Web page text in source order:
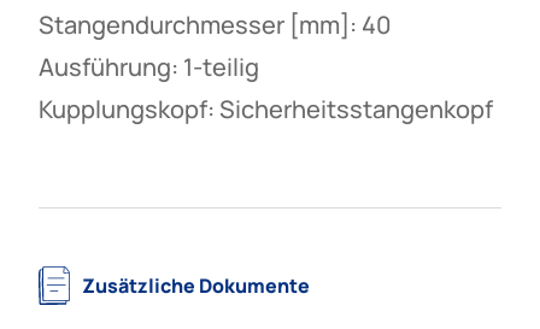
Stangendurchmesser [mm]: 40
Ausführung: 1-teilig
Kupplungskopf: Sicherheitsstangenkopf
Zusätzliche Dokumente